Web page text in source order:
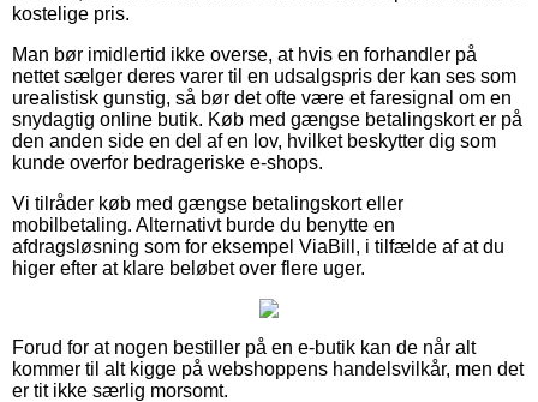
kostelige pris.
Man bør imidlertid ikke overse, at hvis en forhandler på
nettet sælger deres varer til en udsalgspris der kan ses som
urealistisk gunstig, så bør det ofte være et faresignal om en
snydagtig online butik. Køb med gængse betalingskort er på
den anden side en del af en lov, hvilket beskytter dig som
kunde overfor bedrageriske e-shops.
Vi tilråder køb med gængse betalingskort eller
mobilbetaling. Alternativt burde du benytte en
afdragsløsning som for eksempel ViaBill, i tilfælde af at du
higer efter at klare beløbet over flere uger.
Forud for at nogen bestiller på en e-butik kan de når alt
kommer til alt kigge på webshoppens handelsvilkår, men det
er tit ikke særlig morsomt.